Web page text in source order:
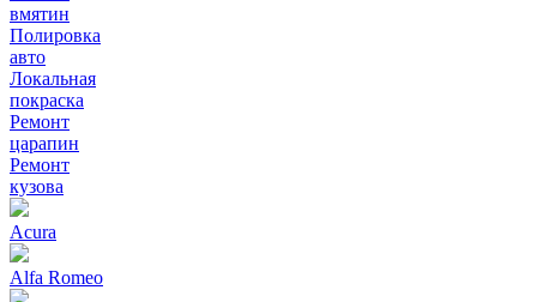
вмятин
Полировка
авто
Локальная
покраска
Ремонт
царапин
Ремонт
кузова
Acura
Alfa Romeo